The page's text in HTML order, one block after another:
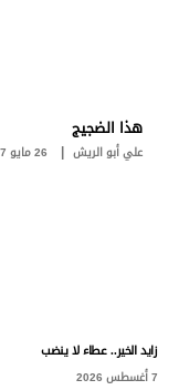
هذا الضجيج
علي أبو الريش | 26 مايو 2017
زايد الخير.. عطاء لا ينضب
7 أغسطس 2026